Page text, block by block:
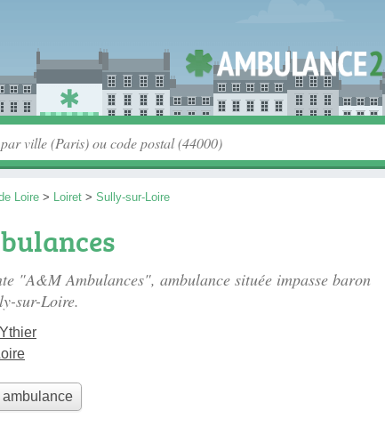
Loire > Loiret > Sully-sur-Loire
"A&M Ambulances", ambulance située impasse baron
sur-Loire.
ambulance